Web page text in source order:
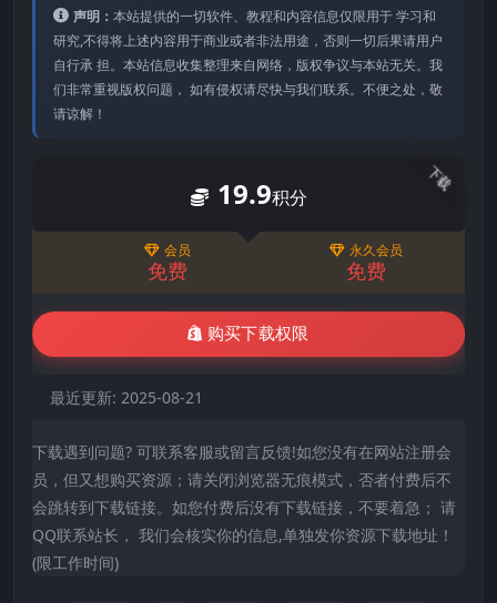
声明： 本站提供的⼀切软件、教程和内容信息仅限⽤于 学习和
研究,不得将上述内容⽤于商业或者⾮法⽤途，否则⼀切后果请⽤户
⾃⾏承 担。本站信息收集整理来⾃⽹络，版权争议与本站⽆关。我
们⾮常重视版权问题， 如有侵权请尽快与我们联系。不便之处，敬
请谅解！
下载
19.9积分
会员
免费
永久会员
免费
购买下载权限
最近更新: 2025-08-21
下载遇到问题? 可联系客服或留言反馈!如您没有在网站注册会
员，但又想购买资源；请关闭浏览器无痕模式，否者付费后不
会跳转到下载链接。如您付费后没有下载链接，不要着急； 请
QQ联系站长， 我们会核实你的信息,单独发你资源下载地址！
(限工作时间)